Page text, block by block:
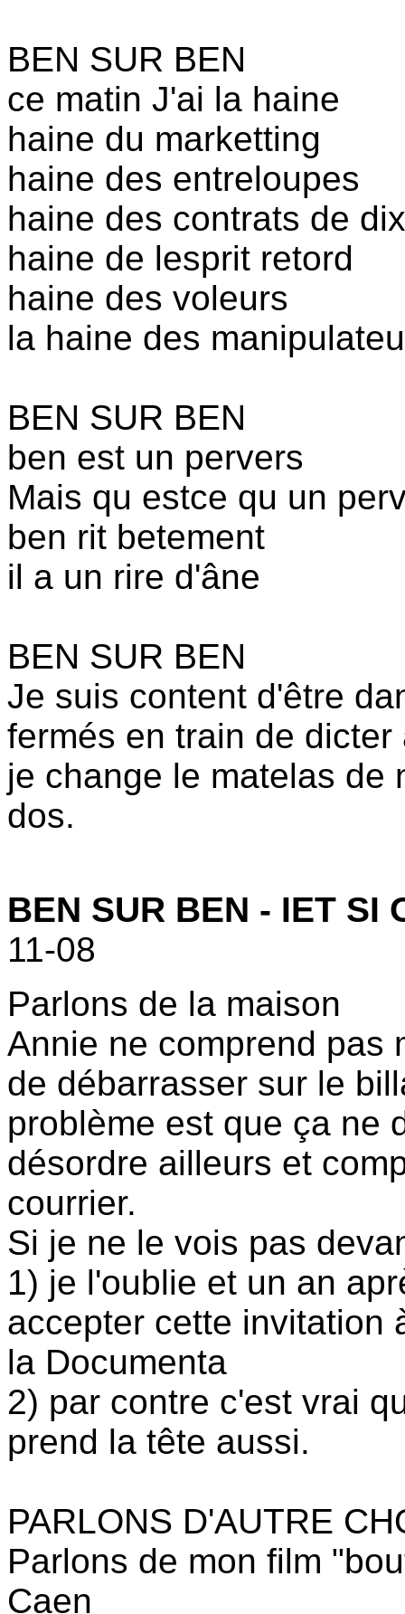
BEN SUR BEN
ce matin J'ai la haine
haine du marketting
haine des entreloupes
haine des contrats de
haine de lesprit retord
haine des voleurs
la haine des
BEN SUR BEN
ben est un pervers
Mais qu estce qu un
ben rit betement
il a un rire d'âne
BEN SUR BEN
Je suis content d'être
fermés en train de
je change le matelas de
dos.
BEN SUR BEN - IET SI
11-08
Parlons de la maison
Annie ne comprend pas
de débarrasser sur le
problème est que ça ne
désordre ailleurs et
courrier.
Si je ne le vois pas
1) je l'oublie et un an
accepter cette invitation
la Documenta
2) par contre c'est vrai
prend la tête aussi.
PARLONS D'AUTRE
Parlons de mon film
Caen